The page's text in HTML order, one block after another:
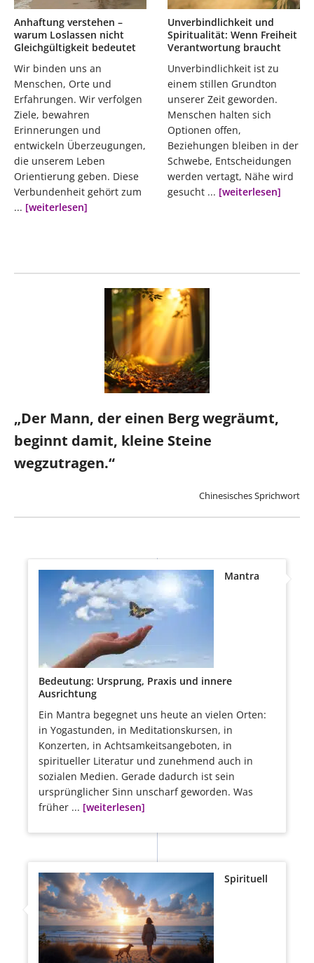
Anhaftung verstehen –
warum Loslassen nicht
Gleichgültigkeit bedeutet
Wir binden uns an
Menschen, Orte und
Erfahrungen. Wir verfolgen
Ziele, bewahren
Erinnerungen und
entwickeln Überzeugungen,
die unserem Leben
Orientierung geben. Diese
Verbundenheit gehört zum
... [weiterlesen]
Unverbindlichkeit und
Spiritualität: Wenn Freiheit
Verantwortung braucht
Unverbindlichkeit ist zu
einem stillen Grundton
unserer Zeit geworden.
Menschen halten sich
Optionen offen,
Beziehungen bleiben in der
Schwebe, Entscheidungen
werden vertagt, Nähe wird
gesucht ... [weiterlesen]
„Der Mann, der einen Berg wegräumt,
beginnt damit, kleine Steine
wegzutragen.“
Chinesisches Sprichwort
Mantra
Bedeutung: Ursprung, Praxis und innere
Ausrichtung
Ein Mantra begegnet uns heute an vielen Orten:
in Yogastunden, in Meditationskursen, in
Konzerten, in Achtsamkeitsangeboten, in
spiritueller Literatur und zunehmend auch in
sozialen Medien. Gerade dadurch ist sein
ursprünglicher Sinn unscharf geworden. Was
früher ... [weiterlesen]
Spirituell